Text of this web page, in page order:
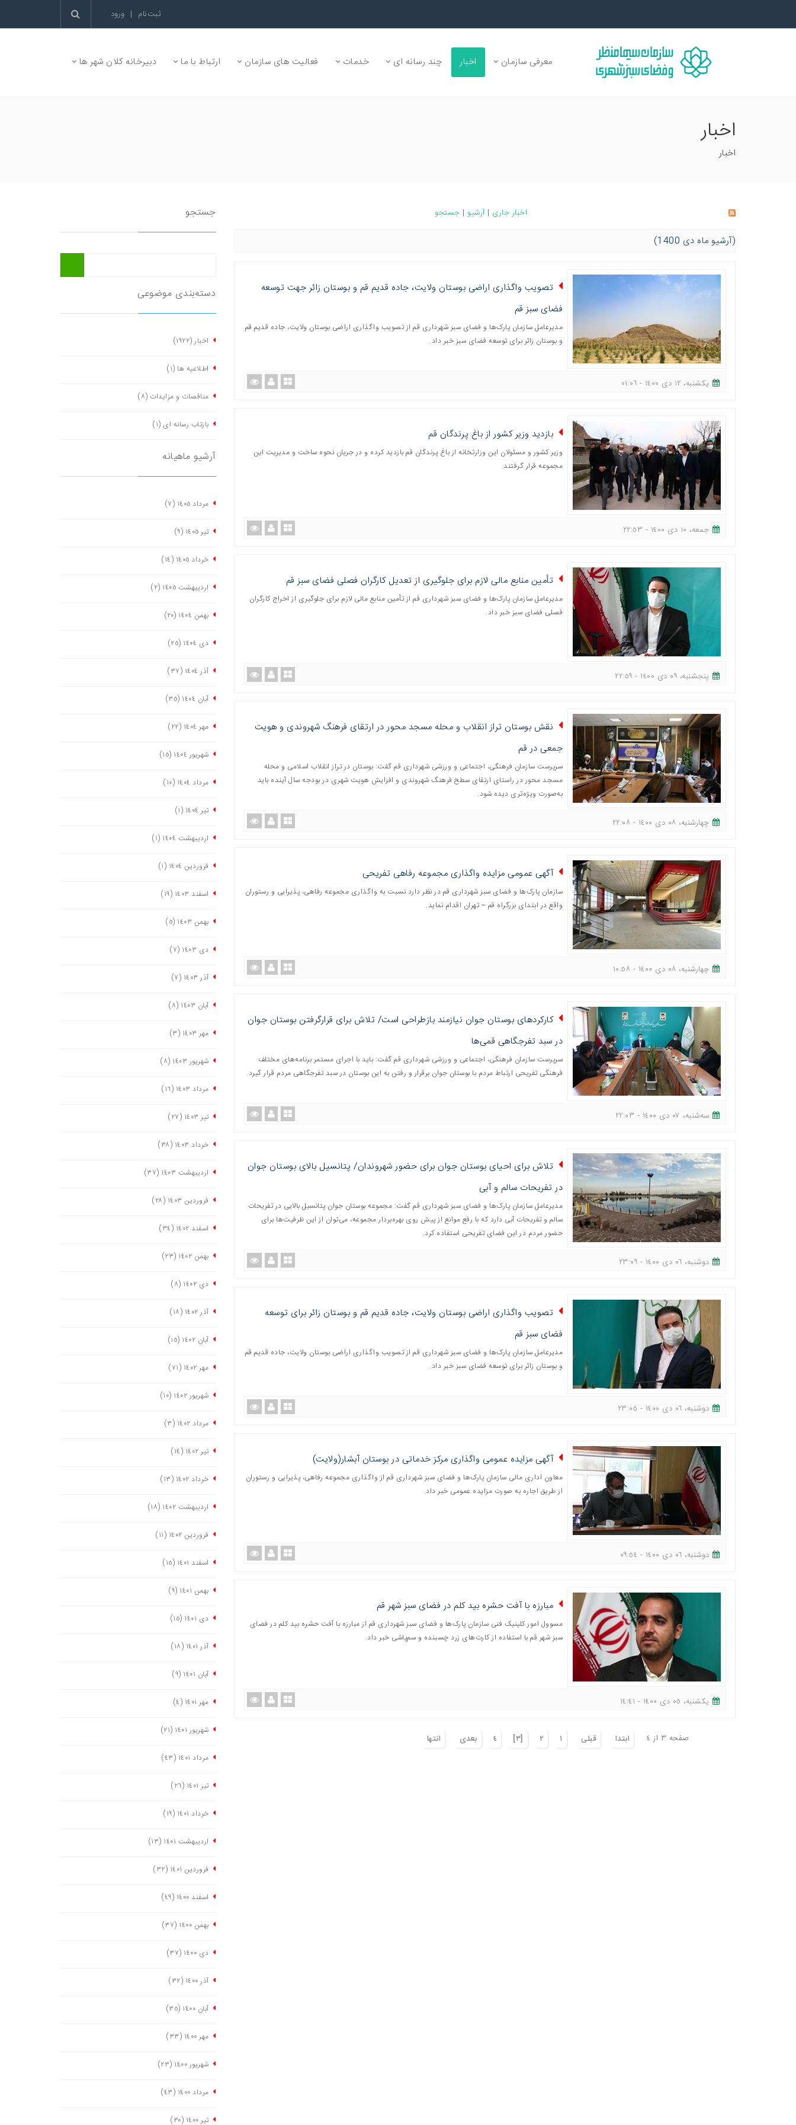
ثبت‌نام | ورود
معرفی سازمان اخبار چند رسانه ای خدمات فعالیت های سازمان ارتباط با ما دبیرخانه کلان شهر ها
اخبار
اخبار
اخبار جاری | آرشیو | جستجو
(آرشیو ماه دی 1400)
تصویب واگذاری اراضی بوستان ولایت، جاده قدیم قم و بوستان زائر جهت توسعه
فضای سبز قم
مدیرعامل سازمان پارک‌ها و فضای سبز شهرداری قم از تصویب واگذاری اراضی بوستان ولایت، جاده قدیم قم
و بوستان زائر برای توسعه فضای سبز خبر داد.
یکشنبه، ١٢ دی ١٤٠٠ - ٠١:٠٦
بازدید وزیر کشور از باغ پرندگان قم
وزیر کشور و مسئولان این وزارتخانه از باغ پرندگان قم بازدید کرده و در جریان نحوه ساخت و مدیریت این
مجموعه قرار گرفتند.
جمعه، ١٠ دی ١٤٠٠ - ٢٢:٥٣
تأمین منابع مالی لازم برای جلوگیری از تعدیل کارگران فصلی فضای سبز قم
مدیرعامل سازمان پارک‌ها و فضای سبز شهرداری قم از تأمین منابع مالی لازم برای جلوگیری از اخراج کارگران
فصلی فضای سبز خبر داد.
پنجشنبه، ٠٩ دی ١٤٠٠ - ٢٢:٥٩
نقش بوستان تراز انقلاب و محله مسجد محور در ارتقای فرهنگ شهروندی و هویت
جمعی در قم
سرپرست سازمان فرهنگی، اجتماعی و ورزشی شهرداری قم گفت: بوستان در تراز انقلاب اسلامی و محله
مسجد محور در راستای ارتقای سطح فرهنگ شهروندی و افزایش هویت شهری در بودجه سال آینده باید
به‌صورت ویژه‌تری دیده شود.
چهارشنبه، ٠٨ دی ١٤٠٠ - ٢٢:٠٨
آگهی عمومی مزایده واگذاری مجموعه رفاهی تفریحی
سازمان پارک‌ها و فضای سبز شهرداری قم در نظر دارد نسبت به واگذاری مجموعه رفاهی، پذیرایی و رستوران
واقع در ابتدای بزرگراه قم – تهران اقدام نماید.
چهارشنبه، ٠٨ دی ١٤٠٠ - ١٠:٥٨
کارکردهای بوستان جوان نیازمند بازطراحی است/ تلاش برای قرارگرفتن بوستان جوان
در سبد تفرجگاهی قمی‌ها
سرپرست سازمان فرهنگی، اجتماعی و ورزشی شهرداری قم گفت: باید با اجرای مستمر برنامه‌های مختلف
فرهنگی تفریحی ارتباط مردم با بوستان جوان برقرار و رفتن به این بوستان در سبد تفرجگاهی مردم قرار گیرد.
ﺳﻪشنبه، ٠٧ دی ١٤٠٠ - ٢٢:٠٣
تلاش برای احیای بوستان جوان برای حضور شهروندان/ پتانسیل بالای بوستان جوان
در تفریحات سالم و آبی
مدیرعامل سازمان پارک‌ها و فضای سبز شهرداری قم گفت: مجموعه بوستان جوان پتانسیل بالایی در تفریحات
سالم و تفریحات آبی دارد که با رفع موانع از پیش روی بهره‌بردار مجموعه، می‌توان از این ظرفیت‌ها برای
حضور مردم در این فضای تفریحی استفاده کرد.
دوشنبه، ٠٦ دی ١٤٠٠ - ٢٣:٠٩
تصویب واگذاری اراضی بوستان ولایت، جاده قدیم قم و بوستان زائر برای توسعه
فضای سبز قم
مدیرعامل سازمان پارک‌ها و فضای سبز شهرداری قم از تصویب واگذاری اراضی بوستان ولایت، جاده قدیم قم
و بوستان زائر برای توسعه فضای سبز خبر داد.
دوشنبه، ٠٦ دی ١٤٠٠ - ٢٣:٠٥
آگهی مزایده عمومی واگذاری مرکز خدماتی در بوستان‌ آبشار(ولایت)
معاون اداری مالی سازمان پارک‌ها و فضای سبز شهرداری قم از واگذاری مجموعه رفاهی، پذیرایی و رستوران
از طریق اجاره به صورت مزایده عمومی خبر داد.
دوشنبه، ٠٦ دی ١٤٠٠ - ٠٩:٥٤
مبارزه با آفت حشره بید کلم در فضای سبز شهر قم
مسوول امور کلینیک فنی سازمان پارک‌ها و فضای سبز شهرداری قم از مبارزه با آفت حشره بید کلم در فضای
سبز شهر قم با استفاده از کارت‌های زرد چسبنده و سم‌پاشی خبر داد.
یکشنبه، ٠٥ دی ١٤٠٠ - ١٤:٤١
صفحه ٣ از ٤ ابتدا قبلی ١ ٢ [٣] ٤ بعدی انتها
جستجو
دسته‌بندی موضوعی
اخبار(١٩٢٢)
اطلاعیه ها (١)
مناقصات و مزایدات (٨)
بازتاب رسانه ای (١)
آرشیو ماهیانه
مرداد ١٤٠٥ (٧)
تیر ١٤٠٥ (٩)
خرداد ١٤٠٥ (١٤)
اردیبهشت ١٤٠٥ (٢)
بهمن ١٤٠٤ (٢٠)
دی ١٤٠٤ (٢٥)
آذر ١٤٠٤ (٣٧)
آبان ١٤٠٤ (٣٥)
مهر ١٤٠٤ (٢٢)
شهریور ١٤٠٤ (١٥)
مرداد ١٤٠٤ (١٠)
تیر ١٤٠٤ (١)
اردیبهشت ١٤٠٤ (١)
فروردین ١٤٠٤ (١)
اسفند ١٤٠٣ (١٩)
بهمن ١٤٠٣ (٥)
دی ١٤٠٣ (٧)
آذر ١٤٠٣ (٧)
آبان ١٤٠٣ (٨)
مهر ١٤٠٣ (٣)
شهریور ١٤٠٣ (٨)
مرداد ١٤٠٣ (١٦)
تیر ١٤٠٣ (٢٧)
خرداد ١٤٠٣ (٣٨)
اردیبهشت ١٤٠٣ (٣٧)
فروردین ١٤٠٣ (٢٨)
اسفند ١٤٠٢ (٣٤)
بهمن ١٤٠٢ (٢٣)
دی ١٤٠٢ (٨)
آذر ١٤٠٢ (١٨)
آبان ١٤٠٢ (١٥)
مهر ١٤٠٢ (٧١)
شهریور ١٤٠٢ (١٠)
مرداد ١٤٠٢ (٣)
تیر ١٤٠٢ (١٤)
خرداد ١٤٠٢ (١٣)
اردیبهشت ١٤٠٢ (١٨)
فروردین ١٤٠٢ (١١)
اسفند ١٤٠١ (١٥)
بهمن ١٤٠١ (٩)
دی ١٤٠١ (١٥)
آذر ١٤٠١ (١٨)
آبان ١٤٠١ (٩)
مهر ١٤٠١ (٤)
شهریور ١٤٠١ (٢١)
مرداد ١٤٠١ (٤٣)
تیر ١٤٠١ (٢٦)
خرداد ١٤٠١ (١٩)
اردیبهشت ١٤٠١ (١٣)
فروردین ١٤٠١ (٣٢)
اسفند ١٤٠٠ (٤٩)
بهمن ١٤٠٠ (٣٧)
دی ١٤٠٠ (٣٧)
آذر ١٤٠٠ (٣٢)
آبان ١٤٠٠ (٣٥)
مهر ١٤٠٠ (٣٣)
شهریور ١٤٠٠ (٢٣)
مرداد ١٤٠٠ (٤٣)
تیر ١٤٠٠ (٣٠)